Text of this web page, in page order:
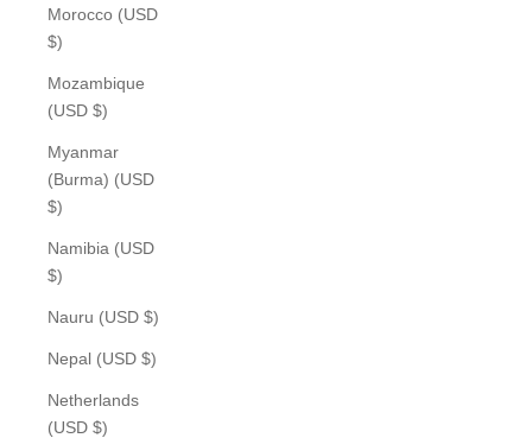
Morocco (USD
$)
Mozambique
(USD $)
Myanmar
(Burma) (USD
$)
Namibia (USD
$)
Nauru (USD $)
Nepal (USD $)
Netherlands
(USD $)